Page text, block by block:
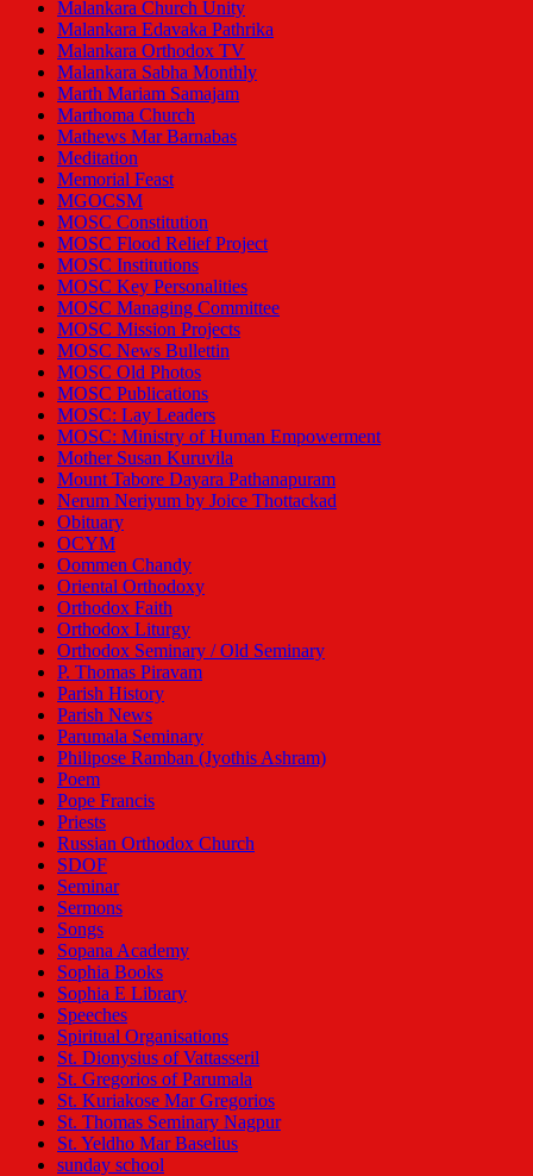
Malankara Church Unity
Malankara Edavaka Pathrika
Malankara Orthodox TV
Malankara Sabha Monthly
Marth Mariam Samajam
Marthoma Church
Mathews Mar Barnabas
Meditation
Memorial Feast
MGOCSM
MOSC Constitution
MOSC Flood Relief Project
MOSC Institutions
MOSC Key Personalities
MOSC Managing Committee
MOSC Mission Projects
MOSC News Bullettin
MOSC Old Photos
MOSC Publications
MOSC: Lay Leaders
MOSC: Ministry of Human Empowerment
Mother Susan Kuruvila
Mount Tabore Dayara Pathanapuram
Nerum Neriyum by Joice Thottackad
Obituary
OCYM
Oommen Chandy
Oriental Orthodoxy
Orthodox Faith
Orthodox Liturgy
Orthodox Seminary / Old Seminary
P. Thomas Piravam
Parish History
Parish News
Parumala Seminary
Philipose Ramban (Jyothis Ashram)
Poem
Pope Francis
Priests
Russian Orthodox Church
SDOF
Seminar
Sermons
Songs
Sopana Academy
Sophia Books
Sophia E Library
Speeches
Spiritual Organisations
St. Dionysius of Vattasseril
St. Gregorios of Parumala
St. Kuriakose Mar Gregorios
St. Thomas Seminary Nagpur
St. Yeldho Mar Baselius
sunday school